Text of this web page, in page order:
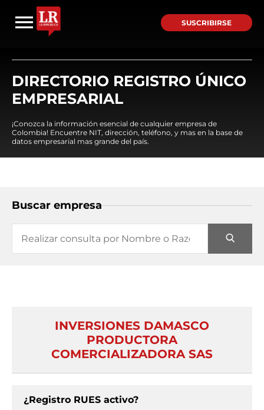
SUSCRIBIRSE
DIRECTORIO REGISTRO ÚNICO
EMPRESARIAL
¡Conozca la información esencial de cualquier empresa de
Colombia! Encuentre NIT, dirección, teléfono, y mas en la base de
datos empresarial mas grande del país.
Buscar empresa
INVERSIONES DAMASCO
PRODUCTORA
COMERCIALIZADORA SAS
¿Registro RUES activo?